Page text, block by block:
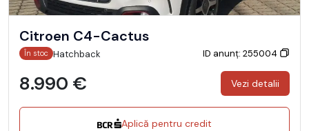
Citroen C4-Cactus
În stoc Hatchback ID anunț: 255004
8.990 € Vezi detalii
Aplică pentru credit